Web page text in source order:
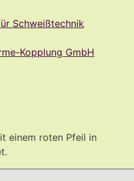
Schweißtechnik
Kopplung GmbH
einem roten Pfeil in